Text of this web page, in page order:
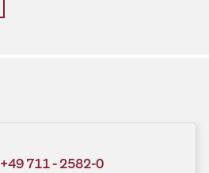
+49 711 - 2582-0